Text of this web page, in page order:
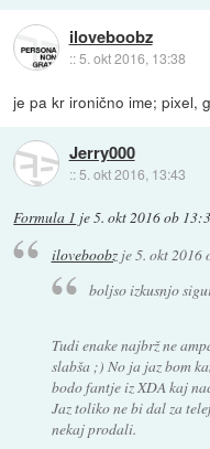
iloveboobz
::5. okt 2016, 13:38
je pa kr ironično ime; pixel,
Jerry000
:: 5. okt 2016, 13:43
Formula 1 je5. okt 2016 ob
iloveboobzje5. okt 2016
boljso izkusnjo
Tudi enake najbrž ne
slabša ;) No ja jaz bom
bodo fantje iz XDA kaj
Jaz toliko ne bi dal za
nekaj prodali.